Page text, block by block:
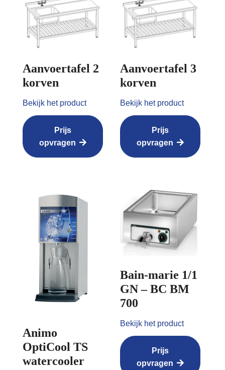
Aanvoertafel 2
korven
Bekijk het product
Prijs
opvragen
Aanvoertafel 3
korven
Bekijk het product
Prijs
opvragen
Animo
OptiCool TS
watercooler
Bain-marie 1/1
GN – BC BM
700
Bekijk het product
Prijs
opvragen